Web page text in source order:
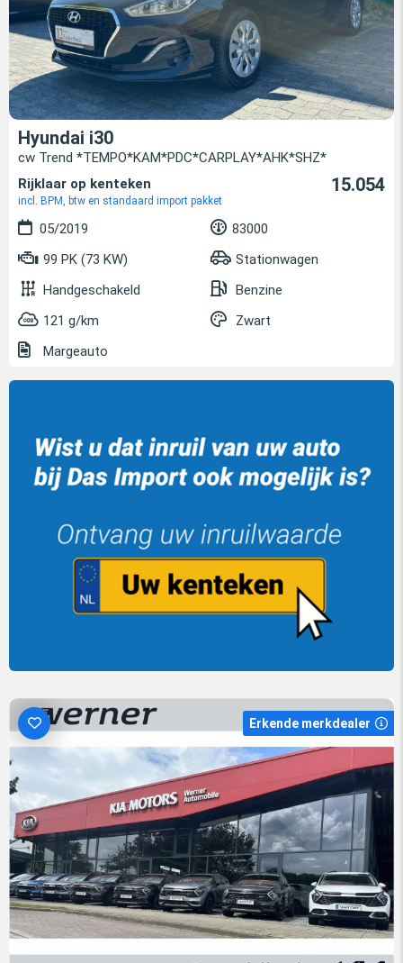
Hyundai i30
cw Trend *TEMPO*KAM*PDC*CARPLAY*AHK*SHZ*
Rijklaar op kenteken
incl. BPM, btw en standaard import pakket
15.054
05/2019
83000
99 PK (73 KW)
Stationwagen
Handgeschakeld
Benzine
121 g/km
Zwart
Margeauto
Erkende merkdealer